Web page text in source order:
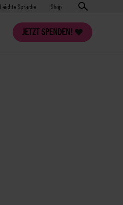
Leichte Sprache Shop
JETZT SPENDEN!